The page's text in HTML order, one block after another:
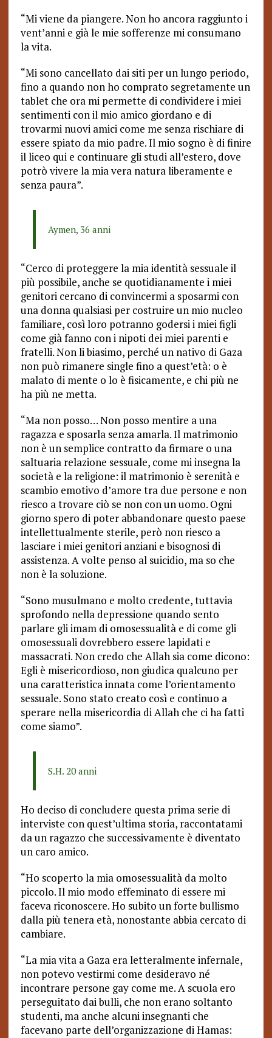
“Mi viene da piangere. Non ho ancora raggiunto i
vent’anni e già le mie sofferenze mi consumano
la vita.
“Mi sono cancellato dai siti per un lungo periodo,
fino a quando non ho comprato segretamente un
tablet che ora mi permette di condividere i miei
sentimenti con il mio amico giordano e di
trovarmi nuovi amici come me senza rischiare di
essere spiato da mio padre. Il mio sogno è di finire
il liceo qui e continuare gli studi all’estero, dove
potrò vivere la mia vera natura liberamente e
senza paura”.
Aymen, 36 anni
“Cerco di proteggere la mia identità sessuale il
più possibile, anche se quotidianamente i miei
genitori cercano di convincermi a sposarmi con
una donna qualsiasi per costruire un mio nucleo
familiare, così loro potranno godersi i miei figli
come già fanno con i nipoti dei miei parenti e
fratelli. Non li biasimo, perché un nativo di Gaza
non può rimanere single fino a quest’età: o è
malato di mente o lo è fisicamente, e chi più ne
ha più ne metta.
“Ma non posso… Non posso mentire a una
ragazza e sposarla senza amarla. Il matrimonio
non è un semplice contratto da firmare o una
saltuaria relazione sessuale, come mi insegna la
società e la religione: il matrimonio è serenità e
scambio emotivo d’amore tra due persone e non
riesco a trovare ciò se non con un uomo. Ogni
giorno spero di poter abbandonare questo paese
intellettualmente sterile, però non riesco a
lasciare i miei genitori anziani e bisognosi di
assistenza. A volte penso al suicidio, ma so che
non è la soluzione.
“Sono musulmano e molto credente, tuttavia
sprofondo nella depressione quando sento
parlare gli imam di omosessualità e di come gli
omosessuali dovrebbero essere lapidati e
massacrati. Non credo che Allah sia come dicono:
Egli è misericordioso, non giudica qualcuno per
una caratteristica innata come l’orientamento
sessuale. Sono stato creato così e continuo a
sperare nella misericordia di Allah che ci ha fatti
come siamo”.
S.H. 20 anni
Ho deciso di concludere questa prima serie di
interviste con quest’ultima storia, raccontatami
da un ragazzo che successivamente è diventato
un caro amico.
“Ho scoperto la mia omosessualità da molto
piccolo. Il mio modo effeminato di essere mi
faceva riconoscere. Ho subito un forte bullismo
dalla più tenera età, nonostante abbia cercato di
cambiare.
“La mia vita a Gaza era letteralmente infernale,
non potevo vestirmi come desideravo né
incontrare persone gay come me. A scuola ero
perseguitato dai bulli, che non erano soltanto
studenti, ma anche alcuni insegnanti che
facevano parte dell’organizzazione di Hamas: